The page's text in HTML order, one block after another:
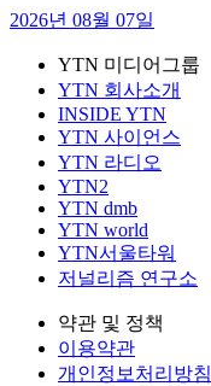
2026년 08월 07일
YTN 미디어그룹
YTN 회사소개
INSIDE YTN
YTN 사이언스
YTN 라디오
YTN2
YTN dmb
YTN world
YTN서울타워
저널리즘 연구소
약관 및 정책
이용약관
개인정보처리방침